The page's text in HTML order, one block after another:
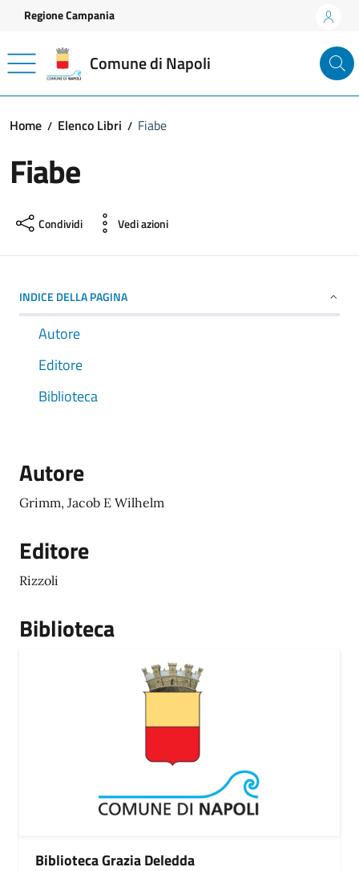
Vai ai contenuti
Vai al footer
Regione Campania
Comune di Napoli
Home Elenco Libri Fiabe
Fiabe
Condividi Vedi azioni
INDICE DELLA PAGINA
Autore
Editore
Biblioteca
Autore
Grimm, Jacob E Wilhelm
Editore
Rizzoli
Biblioteca
Biblioteca Grazia Deledda